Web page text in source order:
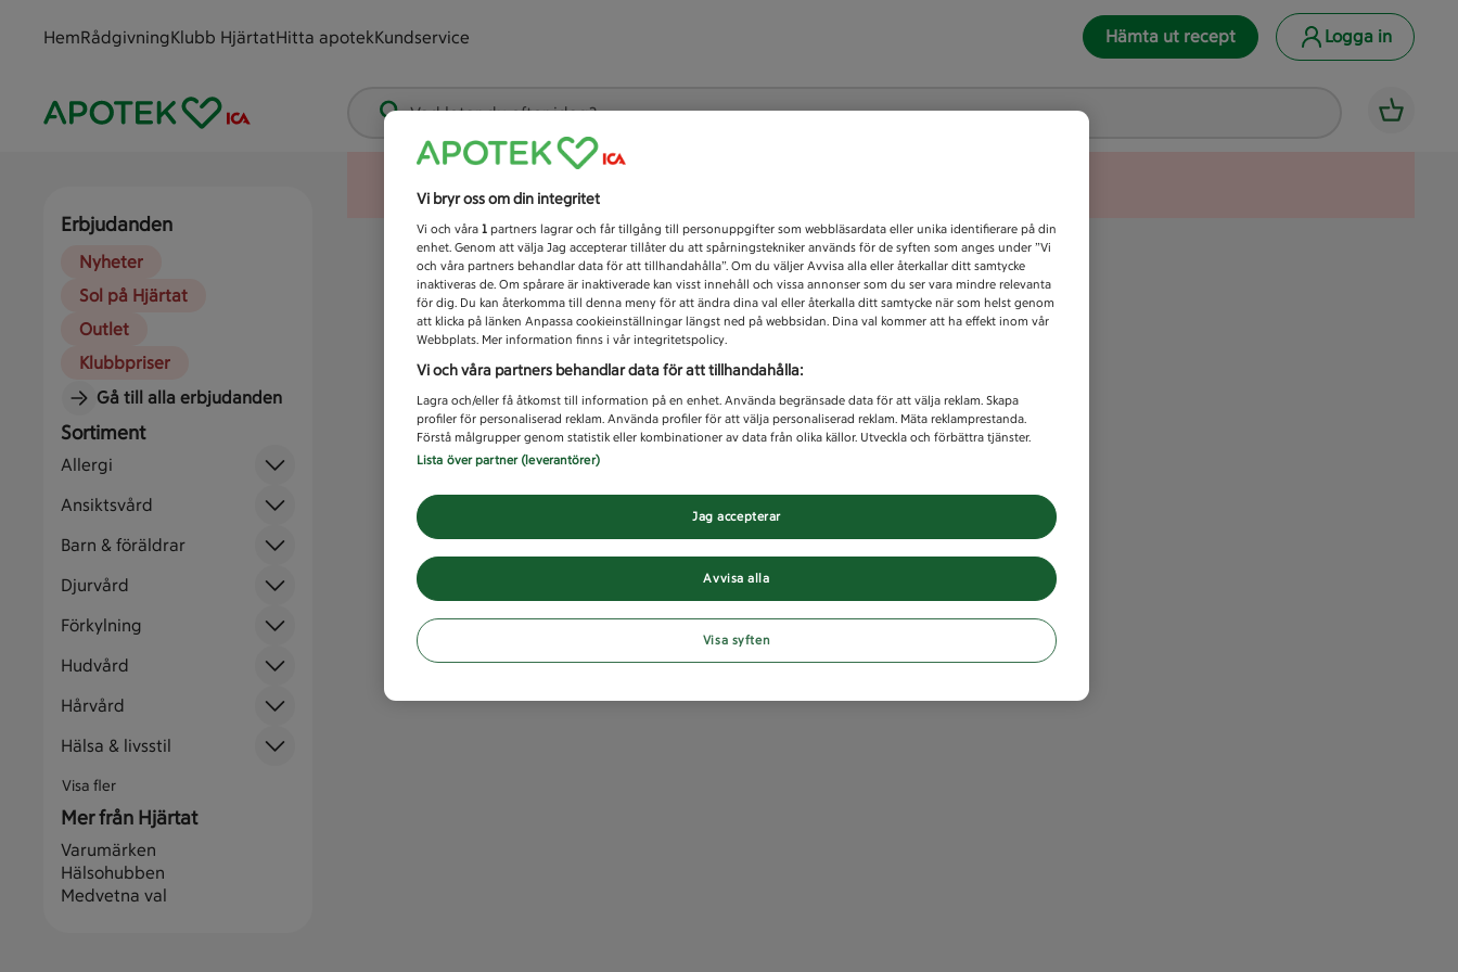
HemRådgivningKlubb HjärtatHitta apotekKundservice Hämta ut recept Logga in
Vad letar du efter idag?
Erbjudanden
Nyheter
Sol på Hjärtat
Outlet
Klubbpriser
Gå till alla erbjudanden
Sortiment
Allergi
Ansiktsvård
Barn & föräldrar
Djurvård
Förkylning
Hudvård
Hårvård
Hälsa & livsstil
Visa fler
Mer från Hjärtat
Varumärken
Hälsohubben
Medvetna val
Vi bryr oss om din integritet
Vi och våra 1 partners lagrar och får tillgång till personuppgifter som webbläsardata eller unika identifierare på din
enhet. Genom att välja Jag accepterar tillåter du att spårningstekniker används för de syften som anges under ”Vi
och våra partners behandlar data för att tillhandahålla”. Om du väljer Avvisa alla eller återkallar ditt samtycke
inaktiveras de. Om spårare är inaktiverade kan visst innehåll och vissa annonser som du ser vara mindre relevanta
för dig. Du kan återkomma till denna meny för att ändra dina val eller återkalla ditt samtycke när som helst genom
att klicka på länken Anpassa cookieinställningar längst ned på webbsidan. Dina val kommer att ha effekt inom vår
Webbplats. Mer information finns i vår integritetspolicy.
Vi och våra partners behandlar data för att tillhandahålla:
Lagra och/eller få åtkomst till information på en enhet. Använda begränsade data för att välja reklam. Skapa
profiler för personaliserad reklam. Använda profiler för att välja personaliserad reklam. Mäta reklamprestanda.
Förstå målgrupper genom statistik eller kombinationer av data från olika källor. Utveckla och förbättra tjänster.
Lista över partner (leverantörer)
Avvisa alla
Jag accepterar
Visa syften